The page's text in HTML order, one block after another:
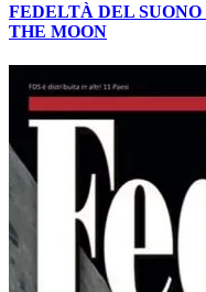
FEDELTÀ DEL SUONO
THE MOON